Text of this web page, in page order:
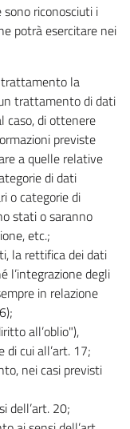
sono riconosciuti i
potrà esercitare nei
la
trattamento di dati
caso, di ottenere
previste
a quelle relative
di dati
o categorie di
stati o saranno
etc.;
la rettifica dei dati
l’integrazione degli
in relazione
all’oblio"),
cui all’art. 17;
nei casi previsti
dell’art. 20;